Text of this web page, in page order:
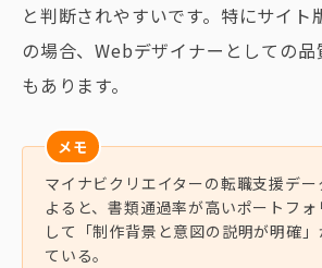
と判断されやすいです。特にサイト
の場合、Webデザイナーとしての
もあります。
メモ
マイナビクリエイターの転職支援デ
よると、書類通過率が高いポートフォ
して「制作背景と意図の説明が明確
ている。